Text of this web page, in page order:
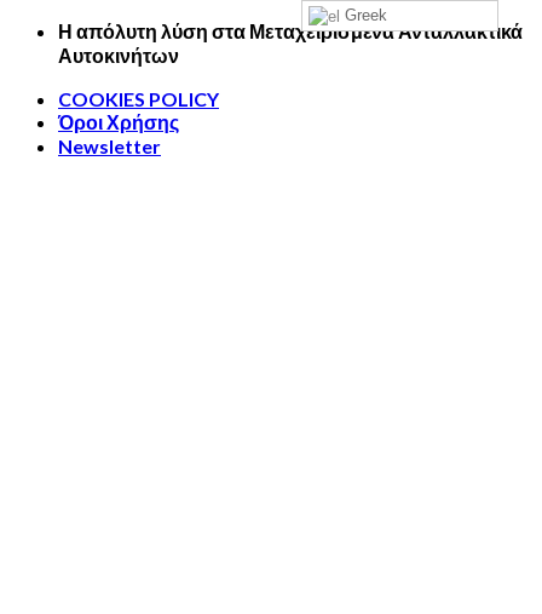
Skip
Η απόλυτη λύση στα Μεταχειρισμένα Ανταλλακτικά
Αυτοκινήτων
COOKIES POLICY
Όροι Χρήσης
Newsletter
Greek